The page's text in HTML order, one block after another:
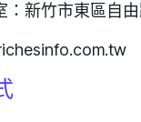
：新竹市東區自